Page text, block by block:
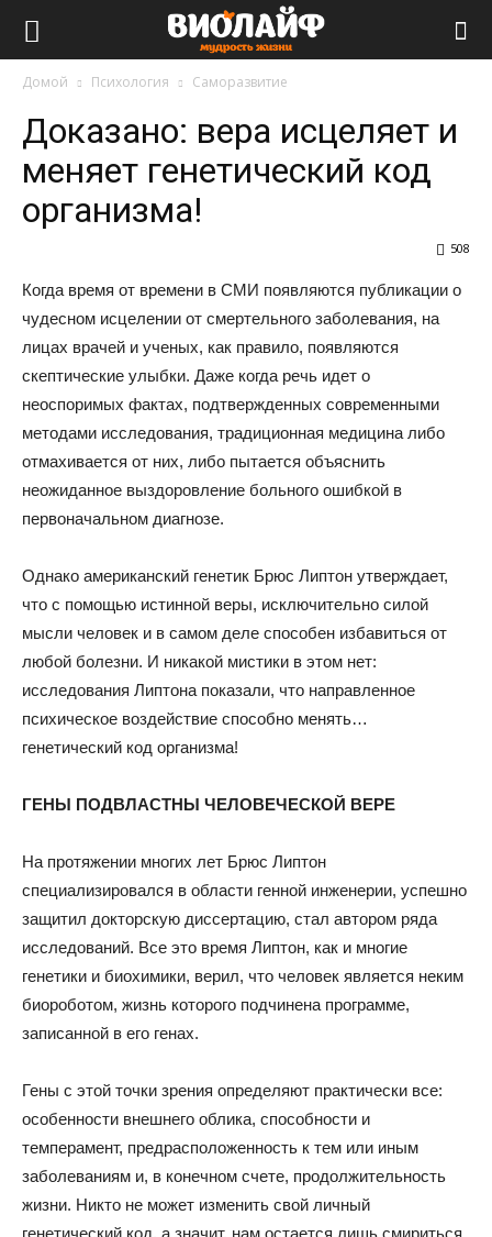
Домой Психология Саморазвитие
Доказано: вера исцеляет и
меняет генетический код
организма!
508
Когда время от времени в СМИ появляются публикации о
чудесном исцелении от смертельного заболевания, на
лицах врачей и ученых, как правило, появляются
скептические улыбки. Даже когда речь идет о
неоспоримых фактах, подтвержденных современными
методами исследования, традиционная медицина либо
отмахивается от них, либо пытается объяснить
неожиданное выздоровление больного ошибкой в
первоначальном диагнозе.
Однако американский генетик Брюс Липтон утверждает,
что с помощью истинной веры, исключительно силой
мысли человек и в самом деле способен избавиться от
любой болезни. И никакой мистики в этом нет:
исследования Липтона показали, что направленное
психическое воздействие способно менять…
генетический код организма!
ГЕНЫ ПОДВЛАСТНЫ ЧЕЛОВЕЧЕСКОЙ ВЕРЕ
На протяжении многих лет Брюс Липтон
специализировался в области генной инженерии, успешно
защитил докторскую диссертацию, стал автором ряда
исследований. Все это время Липтон, как и многие
генетики и биохимики, верил, что человек является неким
биороботом, жизнь которого подчинена программе,
записанной в его генах.
Гены с этой точки зрения определяют практически все:
особенности внешнего облика, способности и
темперамент, предрасположенность к тем или иным
заболеваниям и, в конечном счете, продолжительность
жизни. Никто не может изменить свой личный
генетический код, а значит, нам остается лишь смириться